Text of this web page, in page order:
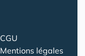
CGU
Mentions légales